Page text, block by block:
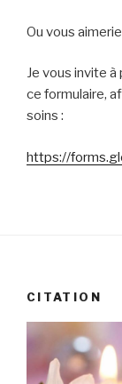
Ou vous
Je vous invite
ce formulaire,
soins :
https://
CITATION